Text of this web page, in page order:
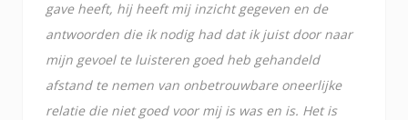
gave heeft, hij heeft mij inzicht gegeven en de
antwoorden die ik nodig had dat ik juist door naar
mijn gevoel te luisteren goed heb gehandeld
afstand te nemen van onbetrouwbare oneerlijke
relatie die niet goed voor mij is was en is. Het is